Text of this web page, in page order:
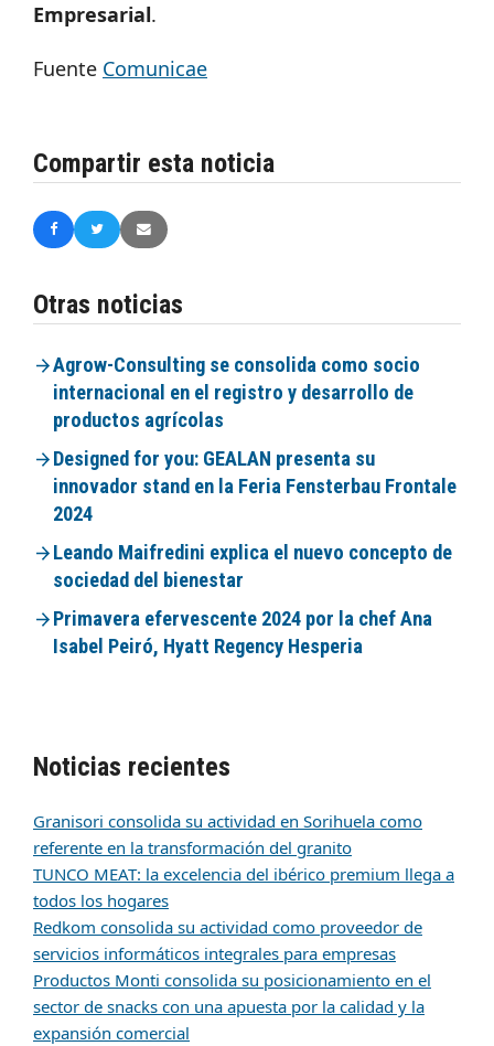
Empresarial.
Fuente Comunicae
Compartir esta noticia
Otras noticias
Agrow-Consulting se consolida como socio
internacional en el registro y desarrollo de
productos agrícolas
Designed for you: GEALAN presenta su
innovador stand en la Feria Fensterbau Frontale
2024
Leando Maifredini explica el nuevo concepto de
sociedad del bienestar
Primavera efervescente 2024 por la chef Ana
Isabel Peiró, Hyatt Regency Hesperia
Noticias recientes
Granisori consolida su actividad en Sorihuela como
referente en la transformación del granito
TUNCO MEAT: la excelencia del ibérico premium llega a
todos los hogares
Redkom consolida su actividad como proveedor de
servicios informáticos integrales para empresas
Productos Monti consolida su posicionamiento en el
sector de snacks con una apuesta por la calidad y la
expansión comercial